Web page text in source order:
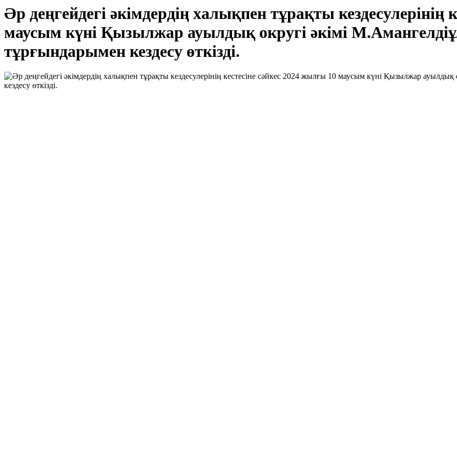
Әр деңгейдегі әкімдердің халықпен тұрақты кездесулерінің
маусым күні Қызылжар ауылдық округі әкімі
тұрғындарымен кездесу өткіздi.